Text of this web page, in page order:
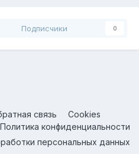
Подписчики 0
связь
Cookies
Политика конфиденциальности
персональных данных